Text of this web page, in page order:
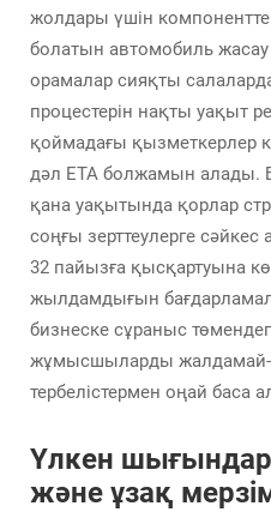
жолдары үшін
болатын автомобиль
орамалар сияқты
процестерін нақты уақыт
қоймадағы қызметкерлер
дәл ЕТА болжамын алады.
қана уақытында қорлар
соңғы зерттеулерге
32 пайызға қысқартуына
жылдамдығын
бизнеске сұраныс
жұмысшыларды
тербелістермен оңай баса
Үлкен
және ұзақ